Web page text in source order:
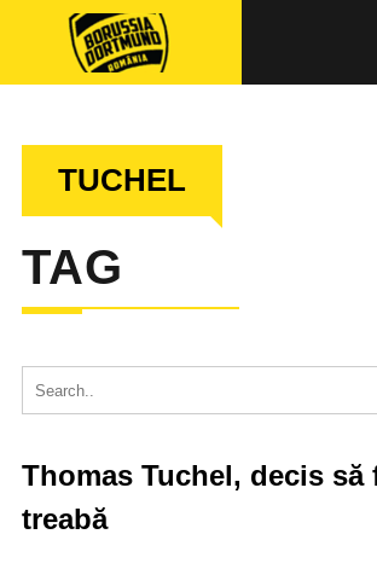
TUCHEL
TAG
Thomas Tuchel, decis să
treabă